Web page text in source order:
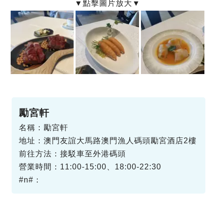
勵宮軒
名稱：勵宮軒
地址：澳門友誼大馬路澳門漁人碼頭勵宮酒店2樓
前往方法：接駁車至外港碼頭
營業時間：11:00-15:00、18:00-22:30
#n#：